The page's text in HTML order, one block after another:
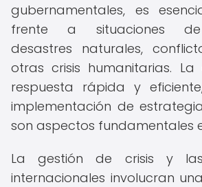
gubernamentales, es
frente a situaciones de
desastres naturales,
otras crisis humanitarias.
respuesta rápida y
implementación de
son aspectos fundamentales
La gestión de crisis y las
internacionales involucran